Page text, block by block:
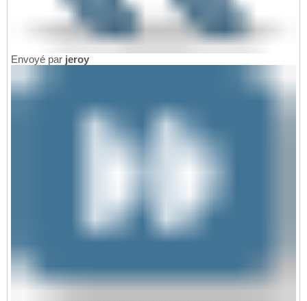
Envoyé par jeroy